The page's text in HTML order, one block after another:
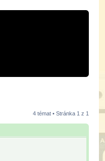
4 témat • Stránka 1 z 1